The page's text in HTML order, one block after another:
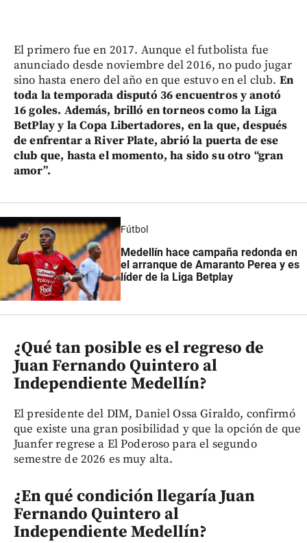
El primero fue en 2017. Aunque el futbolista fue
anunciado desde noviembre del 2016, no pudo jugar
sino hasta enero del año en que estuvo en el club. En
toda la temporada disputó 36 encuentros y anotó
16 goles. Además, brilló en torneos como la Liga
BetPlay y la Copa Libertadores, en la que, después
de enfrentar a River Plate, abrió la puerta de ese
club que, hasta el momento, ha sido su otro “gran
amor”.
Fútbol
Medellín hace campaña redonda en
el arranque de Amaranto Perea y es
líder de la Liga Betplay
¿Qué tan posible es el regreso de
Juan Fernando Quintero al
Independiente Medellín?
El presidente del DIM, Daniel Ossa Giraldo, confirmó
que existe una gran posibilidad y que la opción de que
Juanfer regrese a El Poderoso para el segundo
semestre de 2026 es muy alta.
¿En qué condición llegaría Juan
Fernando Quintero al
Independiente Medellín?